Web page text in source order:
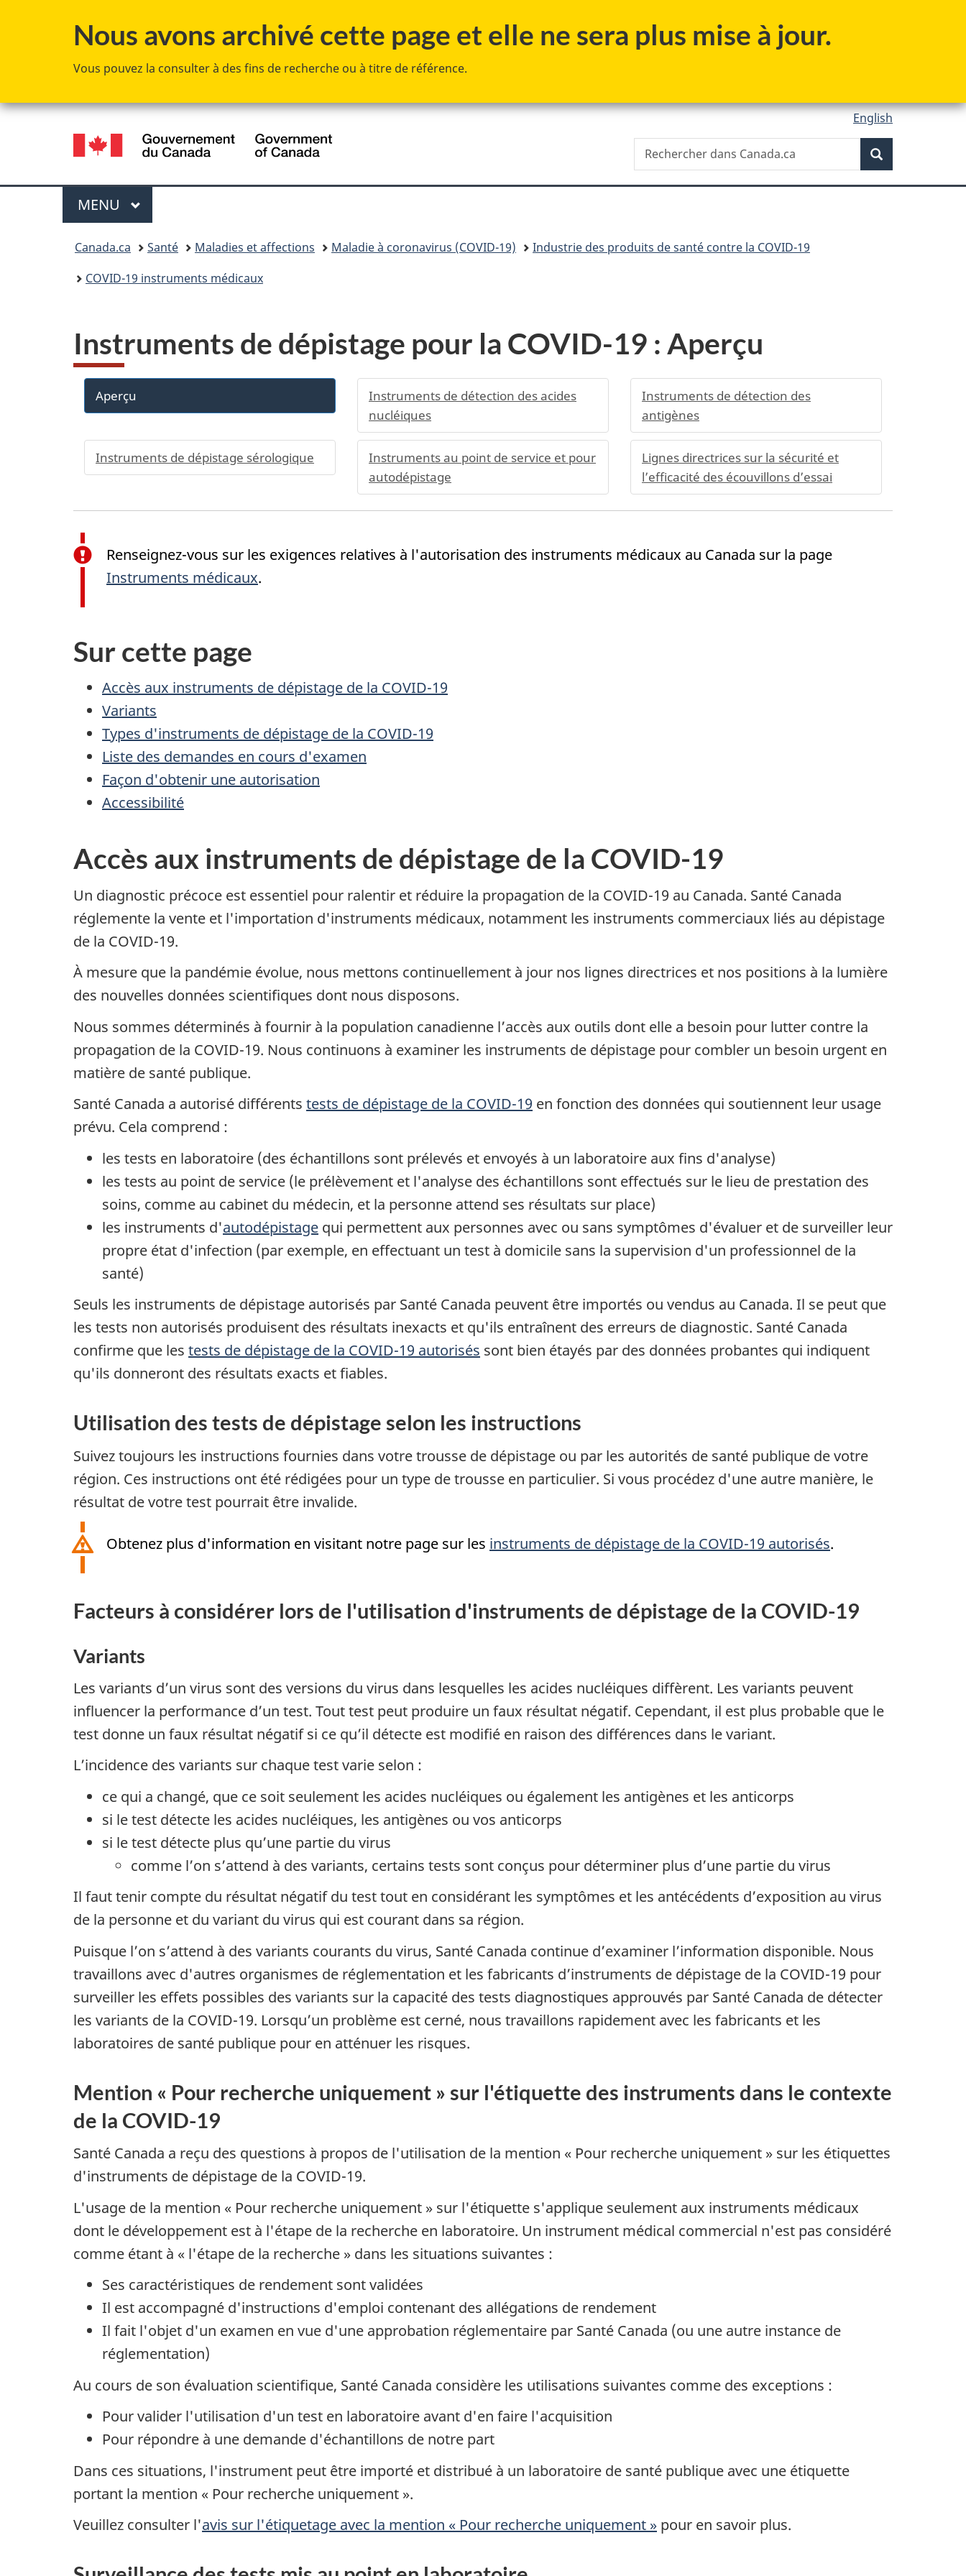
au
à
du
à
simplifiée
Nous avons archivé cette page et elle ne sera plus mise à jour.
Vous pouvez la consulter à des fins de recherche ou à titre de référence.
Sélection
de
la
langue
English
Canada
Recherche
Rechercher
dans
Menu
MENU PRINCIPAL
Canada.ca Santé Maladies et affections Maladie à coronavirus (COVID-19)
Industrie des produits de santé contre la COVID-19
COVID-19 instruments médicaux
Instruments de dépistage pour la COVID-19 : Aperçu
Aperçu
Instruments de détection des acides
nucléiques
Instruments de détection des
antigènes
Instruments de dépistage sérologique
Instruments au point de service et pour
autodépistage
Lignes directrices sur la sécurité et
l’efficacité des écouvillons d’essai
Renseignez-vous sur les exigences relatives à l'autorisation des instruments médicaux au Canada sur la page
Instruments médicaux.
Sur cette page
Accès aux instruments de dépistage de la COVID-19
Variants
Types d'instruments de dépistage de la COVID-19
Liste des demandes en cours d'examen
Façon d'obtenir une autorisation
Accessibilité
Accès aux instruments de dépistage de la COVID-19
Un diagnostic précoce est essentiel pour ralentir et réduire la propagation de la COVID-19 au Canada. Santé Canada
réglemente la vente et l'importation d'instruments médicaux, notamment les instruments commerciaux liés au dépistage
de la COVID-19.
À mesure que la pandémie évolue, nous mettons continuellement à jour nos lignes directrices et nos positions à la lumière
des nouvelles données scientifiques dont nous disposons.
Nous sommes déterminés à fournir à la population canadienne l’accès aux outils dont elle a besoin pour lutter contre la
propagation de la COVID-19. Nous continuons à examiner les instruments de dépistage pour combler un besoin urgent en
matière de santé publique.
Santé Canada a autorisé différents tests de dépistage de la COVID-19 en fonction des données qui soutiennent leur usage
prévu. Cela comprend :
les tests en laboratoire (des échantillons sont prélevés et envoyés à un laboratoire aux fins d'analyse)
les tests au point de service (le prélèvement et l'analyse des échantillons sont effectués sur le lieu de prestation des
soins, comme au cabinet du médecin, et la personne attend ses résultats sur place)
les instruments d'autodépistage qui permettent aux personnes avec ou sans symptômes d'évaluer et de surveiller leur
propre état d'infection (par exemple, en effectuant un test à domicile sans la supervision d'un professionnel de la
santé)
Seuls les instruments de dépistage autorisés par Santé Canada peuvent être importés ou vendus au Canada. Il se peut que
les tests non autorisés produisent des résultats inexacts et qu'ils entraînent des erreurs de diagnostic. Santé Canada
confirme que les tests de dépistage de la COVID-19 autorisés sont bien étayés par des données probantes qui indiquent
qu'ils donneront des résultats exacts et fiables.
Utilisation des tests de dépistage selon les instructions
Suivez toujours les instructions fournies dans votre trousse de dépistage ou par les autorités de santé publique de votre
région. Ces instructions ont été rédigées pour un type de trousse en particulier. Si vous procédez d'une autre manière, le
résultat de votre test pourrait être invalide.
Obtenez plus d'information en visitant notre page sur les instruments de dépistage de la COVID-19 autorisés.
Facteurs à considérer lors de l'utilisation d'instruments de dépistage de la COVID-19
Variants
Les variants d’un virus sont des versions du virus dans lesquelles les acides nucléiques diffèrent. Les variants peuvent
influencer la performance d’un test. Tout test peut produire un faux résultat négatif. Cependant, il est plus probable que le
test donne un faux résultat négatif si ce qu’il détecte est modifié en raison des différences dans le variant.
L’incidence des variants sur chaque test varie selon :
ce qui a changé, que ce soit seulement les acides nucléiques ou également les antigènes et les anticorps
si le test détecte les acides nucléiques, les antigènes ou vos anticorps
si le test détecte plus qu’une partie du virus
comme l’on s’attend à des variants, certains tests sont conçus pour déterminer plus d’une partie du virus
Il faut tenir compte du résultat négatif du test tout en considérant les symptômes et les antécédents d’exposition au virus
de la personne et du variant du virus qui est courant dans sa région.
Puisque l’on s’attend à des variants courants du virus, Santé Canada continue d’examiner l’information disponible. Nous
travaillons avec d'autres organismes de réglementation et les fabricants d’instruments de dépistage de la COVID-19 pour
surveiller les effets possibles des variants sur la capacité des tests diagnostiques approuvés par Santé Canada de détecter
les variants de la COVID-19. Lorsqu’un problème est cerné, nous travaillons rapidement avec les fabricants et les
laboratoires de santé publique pour en atténuer les risques.
Mention « Pour recherche uniquement » sur l'étiquette des instruments dans le contexte
de la COVID-19
Santé Canada a reçu des questions à propos de l'utilisation de la mention « Pour recherche uniquement » sur les étiquettes
d'instruments de dépistage de la COVID-19.
L'usage de la mention « Pour recherche uniquement » sur l'étiquette s'applique seulement aux instruments médicaux
dont le développement est à l'étape de la recherche en laboratoire. Un instrument médical commercial n'est pas considéré
comme étant à « l'étape de la recherche » dans les situations suivantes :
Ses caractéristiques de rendement sont validées
Il est accompagné d'instructions d'emploi contenant des allégations de rendement
Il fait l'objet d'un examen en vue d'une approbation réglementaire par Santé Canada (ou une autre instance de
réglementation)
Au cours de son évaluation scientifique, Santé Canada considère les utilisations suivantes comme des exceptions :
Pour valider l'utilisation d'un test en laboratoire avant d'en faire l'acquisition
Pour répondre à une demande d'échantillons de notre part
Dans ces situations, l'instrument peut être importé et distribué à un laboratoire de santé publique avec une étiquette
portant la mention « Pour recherche uniquement ».
Veuillez consulter l'avis sur l'étiquetage avec la mention « Pour recherche uniquement » pour en savoir plus.